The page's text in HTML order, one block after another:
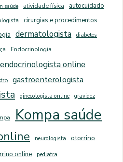
saúde atividade física
autocuidado
cirurgias e procedimentos
dermatologista
diabetes
Endocrinologia
endocrinologista online
gastroenterologista
ginecologista online gravidez
Kompa saúde
neurologista
otorrino
online pediatra